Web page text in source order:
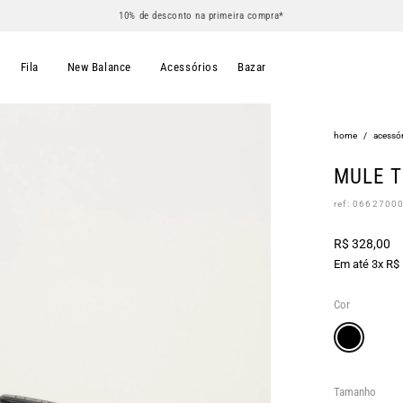
10% de desconto na primeira compra*
Fila New Balance Acessórios Bazar
home /
MULE
ref:
R$ 328,00
Em até 3x
Cor
Tamanho